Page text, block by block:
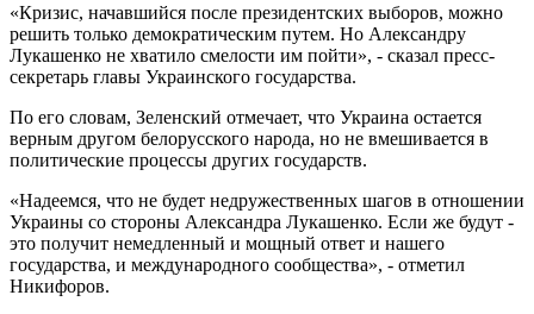
«Кризис, начавшийся после президентских выборов, можно
решить только демократическим путем. Но Александру
Лукашенко не хватило смелости им пойти», - сказал пресс-
секретарь главы Украинского государства.
По его словам, Зеленский отмечает, что Украина остается
верным другом белорусского народа, но не вмешивается в
политические процессы других государств.
«Надеемся, что не будет недружественных шагов в отношении
Украины со стороны Александра Лукашенко. Если же будут -
это получит немедленный и мощный ответ и нашего
государства, и международного сообщества», - отметил
Никифоров.